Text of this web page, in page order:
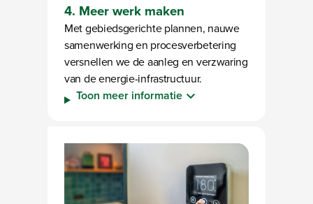
4. Meer werk maken
Met gebiedsgerichte plannen, nauwe
samenwerking en procesverbetering
versnellen we de aanleg en verzwaring
van de energie-infrastructuur.
Toon meer informatie